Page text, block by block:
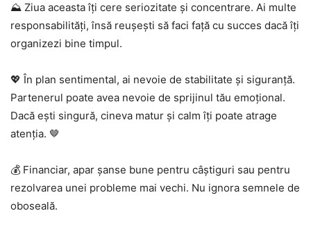
⛰️ Ziua aceasta îți cere seriozitate și concentrare. Ai multe
responsabilități, însă reușești să faci față cu succes dacă îți
organizezi bine timpul.
💖 În plan sentimental, ai nevoie de stabilitate și siguranță.
Partenerul poate avea nevoie de sprijinul tău emoțional.
Dacă ești singură, cineva matur și calm îți poate atrage
atenția. 🤎
💰 Financiar, apar șanse bune pentru câștiguri sau pentru
rezolvarea unei probleme mai vechi. Nu ignora semnele de
oboseală.